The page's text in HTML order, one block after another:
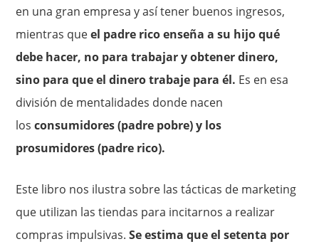
en una gran empresa y así tener buenos ingresos,
mientras queel padre rico enseña a su hijo qué
debe hacer, no para trabajar y obtener dinero,
sino para que el dinero trabaje para él. Es en esa
división de mentalidades donde nacen
losconsumidores (padre pobre) y los
prosumidores (padre rico).
Este libro nos ilustra sobre las tácticas de marketing
que utilizan las tiendas para incitarnos a realizar
compras impulsivas.Se estima que el setenta por